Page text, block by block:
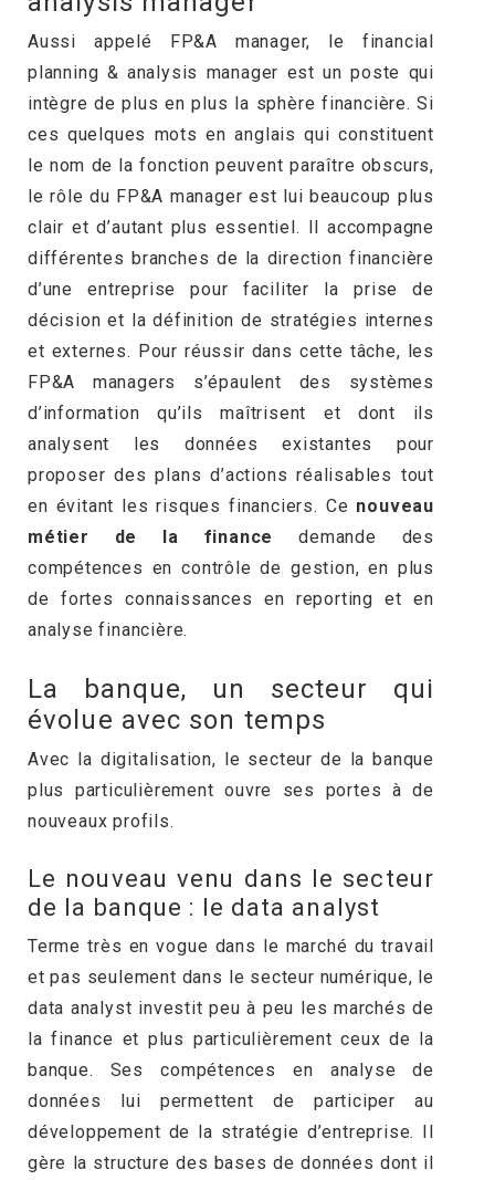
Aussi appelé FP&A manager, le financial
planning & analysis manager est un poste qui
intègre de plus en plus la sphère financière. Si
ces quelques mots en anglais qui constituent
le nom de la fonction peuvent paraître obscurs,
le rôle du FP&A manager est lui beaucoup plus
clair et d’autant plus essentiel. Il accompagne
différentes branches de la direction financière
d’une entreprise pour faciliter la prise de
décision et la définition de stratégies internes
et externes. Pour réussir dans cette tâche, les
FP&A managers s’épaulent des systèmes
d’information qu’ils maîtrisent et dont ils
analysent les données existantes pour
proposer des plans d’actions réalisables tout
en évitant les risques financiers. Ce nouveau
métier de la financedemande des
compétences en contrôle de gestion, en plus
de fortes connaissances en reporting et en
analyse financière.
La banque, un secteur qui
évolue avec son temps
Avec la digitalisation, le secteur de la banque
plus particulièrement ouvre ses portes à de
nouveaux profils.
Le nouveau venu dans le secteur
de la banque : le data analyst
Terme très en vogue dans le marché du travail
et pas seulement dans le secteur numérique, le
data analyst investit peu à peu les marchés de
la finance et plus particulièrement ceux de la
banque. Ses compétences en analyse de
données lui permettent de participer au
développement de la stratégie d’entreprise. Il
gère la structure des bases de données dont il